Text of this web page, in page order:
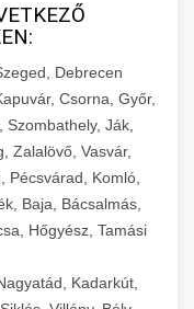
Debrecen
Csorna, Győr,
Ják,
Zalalövő, Vasvár,
Pécsvárad, Komló,
Baja, Bácsalmás,
Hőgyész, Tamási
Kadarkút,